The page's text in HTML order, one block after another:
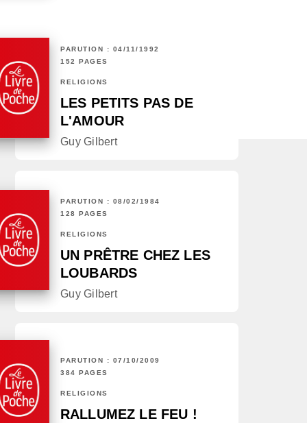
PARUTION : 04/11/1992
152 PAGES
RELIGIONS
LES PETITS PAS DE
L'AMOUR
Guy Gilbert
PARUTION : 08/02/1984
128 PAGES
RELIGIONS
UN PRÊTRE CHEZ LES
LOUBARDS
Guy Gilbert
PARUTION : 07/10/2009
384 PAGES
RELIGIONS
RALLUMEZ LE FEU !